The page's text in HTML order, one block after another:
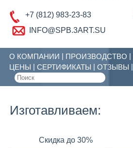
+7 (812) 983-23-83
INFO@SPB.3ART.SU
О КОМПАНИИ ПРОИЗВОДСТВО
ЦЕНЫ
СЕРТИФИКАТЫ ОТЗЫВЫ
Изготавливаем:
Скидка до 30%